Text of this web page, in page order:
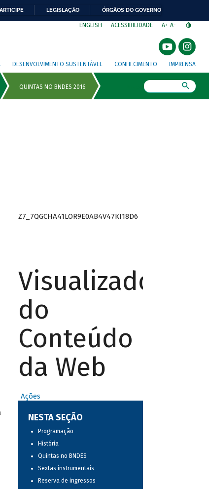
LEGISLAÇÃO ÓRGÃOS DO GOVERNO
ENGLISH ACESSIBILIDADE A+ A-
DESENVOLVIMENTO SUSTENTÁVEL CONHECIMENTO IMPRENSA
Z7_7QGCHA41LOR9E0AB4V47KI18D6
Visualizador
do
Conteúdo
da Web
Ações
NESTA SEÇÃO
Programação
História
Quintas no BNDES
Sextas instrumentais
Reserva de ingressos